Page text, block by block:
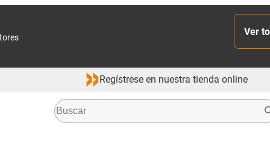
Ver
Regístrese en nuestra tienda online